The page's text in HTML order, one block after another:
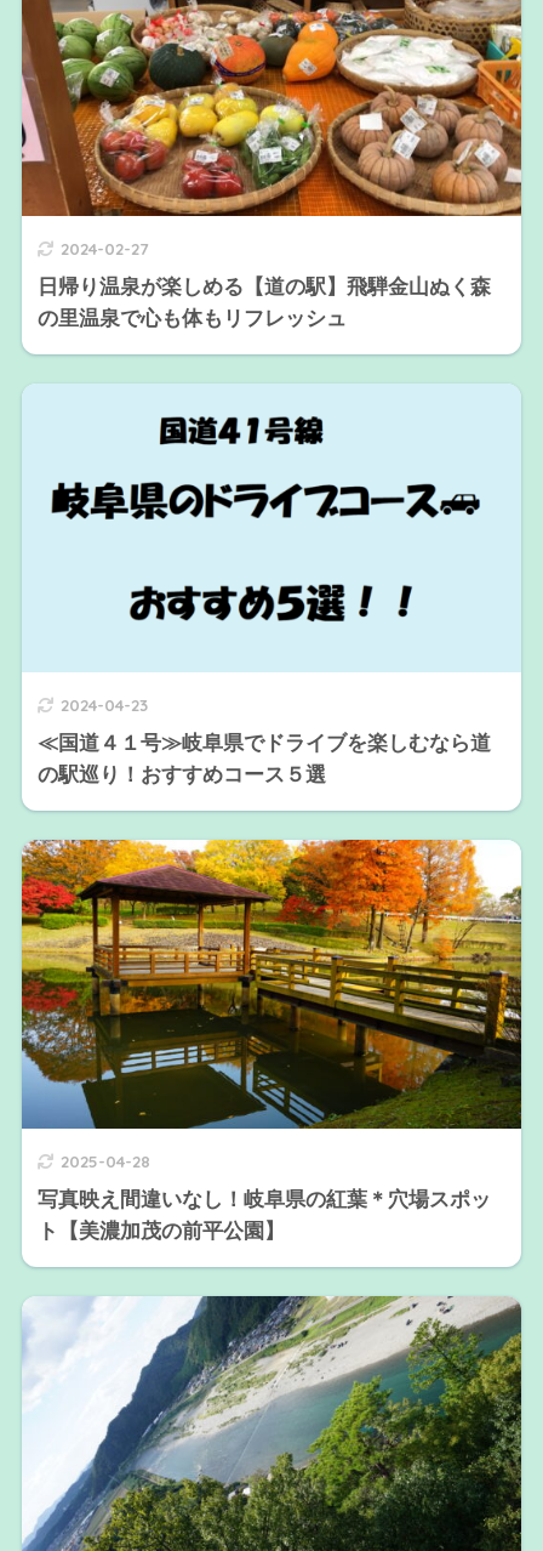
2024-02-27
日帰り温泉が楽しめる【道の駅】飛騨金山ぬく森
の里温泉で心も体もリフレッシュ
2024-04-23
≪国道４１号≫岐阜県でドライブを楽しむなら道
の駅巡り！おすすめコース５選
2025-04-28
写真映え間違いなし！岐阜県の紅葉＊穴場スポッ
ト【美濃加茂の前平公園】